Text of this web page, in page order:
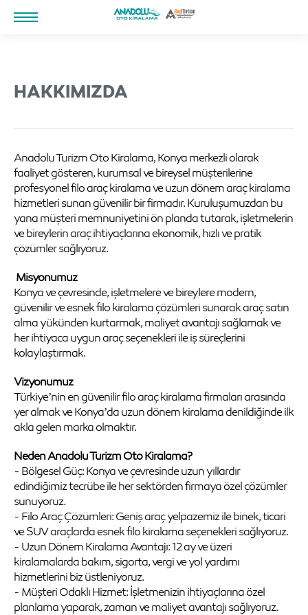
HAKKIMIZDA
Anadolu Turizm Oto Kiralama, Konya merkezli olarak
faaliyet gösteren, kurumsal ve bireysel müşterilerine
profesyonel filo araç kiralama ve uzun dönem araç kiralama
hizmetleri sunan güvenilir bir firmadır. Kuruluşumuzdan bu
yana müşteri memnuniyetini ön planda tutarak, işletmelerin
ve bireylerin araç ihtiyaçlarına ekonomik, hızlı ve pratik
çözümler sağlıyoruz.
Misyonumuz
Konya ve çevresinde, işletmelere ve bireylere modern,
güvenilir ve esnek filo kiralama çözümleri sunarak araç satın
alma yükünden kurtarmak, maliyet avantajı sağlamak ve
her ihtiyaca uygun araç seçenekleri ile iş süreçlerini
kolaylaştırmak.
Vizyonumuz
Türkiye’nin en güvenilir filo araç kiralama firmaları arasında
yer almak ve Konya’da uzun dönem kiralama denildiğinde ilk
akla gelen marka olmaktır.
Neden Anadolu Turizm Oto Kiralama?
- Bölgesel Güç: Konya ve çevresinde uzun yıllardır
edindiğimiz tecrübe ile her sektörden firmaya özel çözümler
sunuyoruz.
- Filo Araç Çözümleri: Geniş araç yelpazemiz ile binek, ticari
ve SUV araçlarda esnek filo kiralama seçenekleri sağlıyoruz.
- Uzun Dönem Kiralama Avantajı: 12 ay ve üzeri
kiralamalarda bakım, sigorta, vergi ve yol yardımı
hizmetlerini biz üstleniyoruz.
- Müşteri Odaklı Hizmet: İşletmenizin ihtiyaçlarına özel
planlama yaparak, zaman ve maliyet avantajı sağlıyoruz.